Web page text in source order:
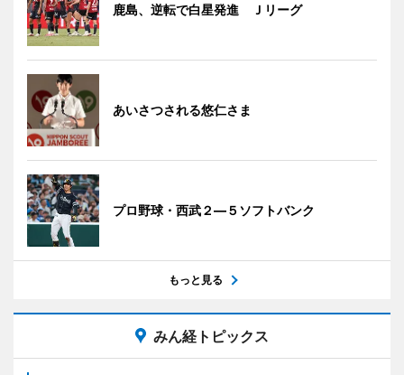
鹿島、逆転で白星発進 Ｊリーグ
あいさつされる悠仁さま
プロ野球・西武２―５ソフトバンク
もっと見る
みん経トピックス